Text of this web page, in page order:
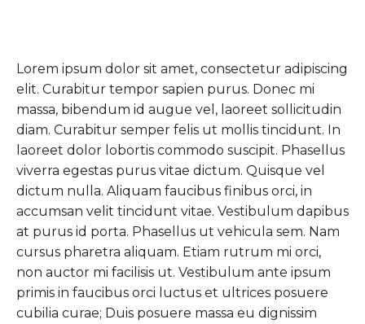
Lorem ipsum dolor sit amet, consectetur adipiscing
elit. Curabitur tempor sapien purus. Donec mi
massa, bibendum id augue vel, laoreet sollicitudin
diam. Curabitur semper felis ut mollis tincidunt. In
laoreet dolor lobortis commodo suscipit. Phasellus
viverra egestas purus vitae dictum. Quisque vel
dictum nulla. Aliquam faucibus finibus orci, in
accumsan velit tincidunt vitae. Vestibulum dapibus
at purus id porta. Phasellus ut vehicula sem. Nam
cursus pharetra aliquam. Etiam rutrum mi orci,
non auctor mi facilisis ut. Vestibulum ante ipsum
primis in faucibus orci luctus et ultrices posuere
cubilia curae; Duis posuere massa eu dignissim